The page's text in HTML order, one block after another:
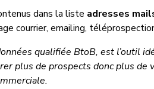
dans la liste adresses
courrier, emailing,
qualifiée BtoB, est l’outil
plus de prospects donc plus